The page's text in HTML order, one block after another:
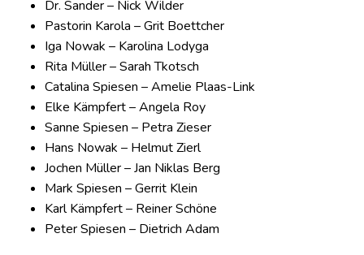
Dr. Sander – Nick Wilder
Pastorin Karola – Grit Boettcher
Iga Nowak – Karolina Lodyga
Rita Müller – Sarah Tkotsch
Catalina Spiesen – Amelie Plaas-Link
Elke Kämpfert – Angela Roy
Sanne Spiesen – Petra Zieser
Hans Nowak – Helmut Zierl
Jochen Müller – Jan Niklas Berg
Mark Spiesen – Gerrit Klein
Karl Kämpfert – Reiner Schöne
Peter Spiesen – Dietrich Adam